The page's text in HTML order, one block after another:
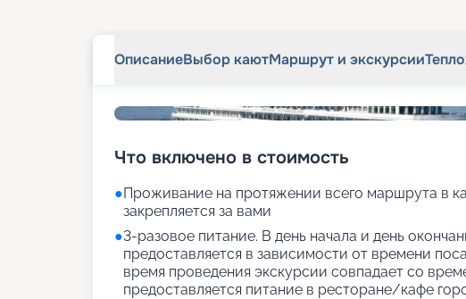
ОписаниеВыбор каютМаршрут и экскурсии
Что включено в стоимость
●Проживание на протяжении всего маршрута в
закрепляется за вами
●3-разовое питание. В день начала и день
предоставляется в зависимости от времени
время проведения экскурсии совпадает со
предоставляется питание в ресторане/кафе